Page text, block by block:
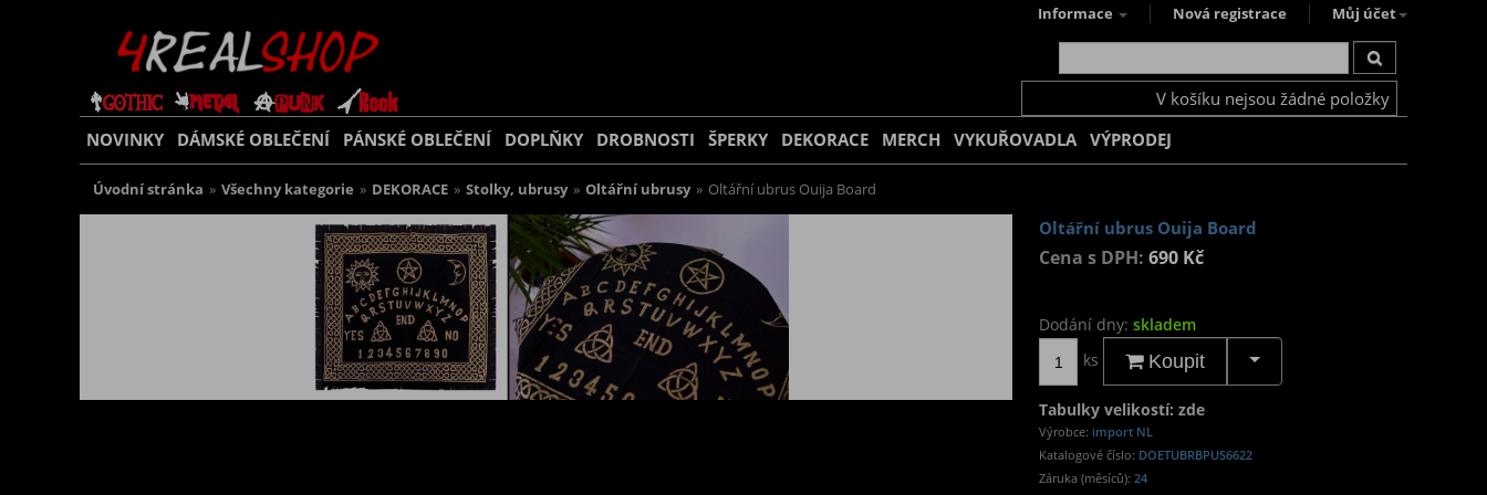
Informace Nová registrace Můj účet
V košíku nejsou žádné položky
NOVINKY DÁMSKÉ OBLEČENÍ PÁNSKÉ OBLEČENÍ DOPLŇKY DROBNOSTI ŠPERKY DEKORACE MERCH VYKUŘOVADLA VÝPRODEJ
Úvodní stránka » Všechny kategorie » DEKORACE » Stolky, ubrusy » Oltářní ubrusy » Oltářní ubrus Ouija Board
Oltářní ubrus Ouija Board
Cena s DPH: 690 Kč
Dodání dny: skladem
ks
Koupit
Tabulky velikostí: zde
Výrobce: import NL
Katalogové číslo: DOETUBRBPUS6622
Záruka (měsíců): 24